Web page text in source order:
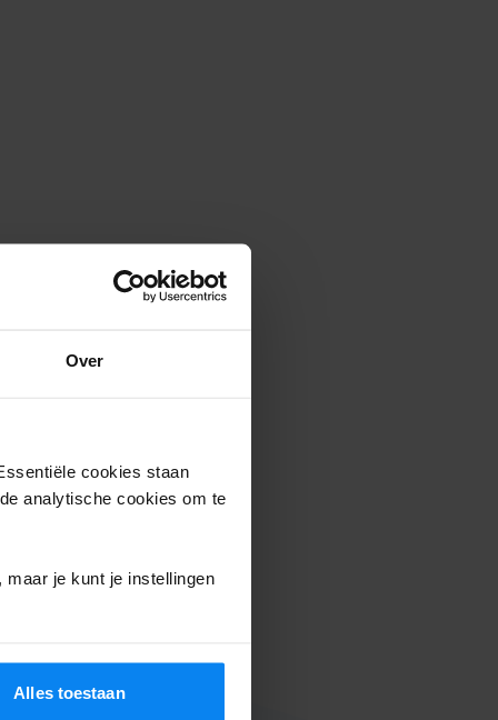
Over
cookies staan
analytische cookies om te
je kunt je instellingen
Alles toestaan
07/2026
al opgezocht.